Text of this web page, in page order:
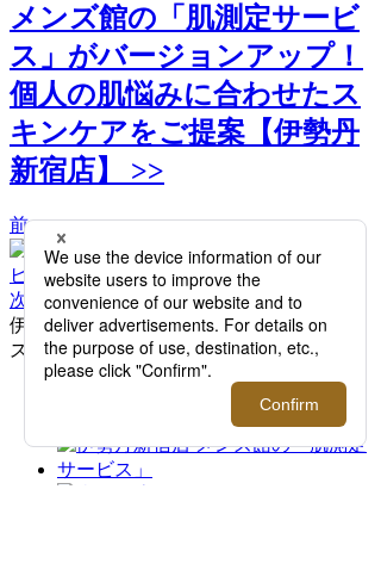
メンズ館の「肌測定サービ
ス」がバージョンアップ！
個人の肌悩みに合わせたス
キンケアをご提案【伊勢丹
新宿店】 >>
前へ
次へ
伊勢丹新宿店 メンズ館の「肌測定サービ
ス」